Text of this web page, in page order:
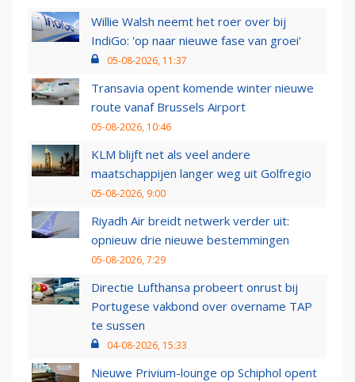
Willie Walsh neemt het roer over bij
IndiGo: 'op naar nieuwe fase van groei'
05-08-2026, 11:37
Transavia opent komende winter nieuwe
route vanaf Brussels Airport
05-08-2026, 10:46
KLM blijft net als veel andere
maatschappijen langer weg uit Golfregio
05-08-2026, 9:00
Riyadh Air breidt netwerk verder uit:
opnieuw drie nieuwe bestemmingen
05-08-2026, 7:29
Directie Lufthansa probeert onrust bij
Portugese vakbond over overname TAP
te sussen
04-08-2026, 15:33
Nieuwe Privium-lounge op Schiphol opent